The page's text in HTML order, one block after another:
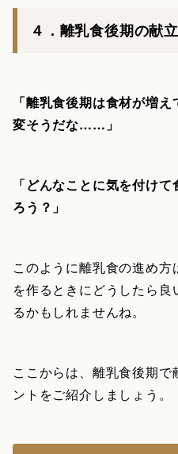
４．離乳食後期の献
「離乳食後期は食材が増
変そうだな……」
「どんなことに気を付け
ろう？」
このように離乳食の進め
を作るときにどうしたら
るかもしれませんね。
ここからは、離乳食後期
ントをご紹介しましょう。